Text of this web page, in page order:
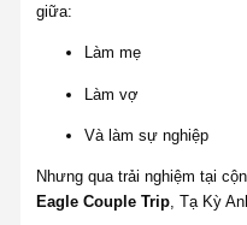
giữa:
Làm mẹ
Làm vợ
Và làm sự nghiệp
Nhưng qua trải nghiệm tại
Eagle Couple Trip, Tạ Kỳ